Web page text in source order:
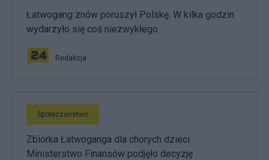
Łatwogang znów poruszył Polskę. W kilka godzin
wydarzyło się coś niezwykłego
Redakcja
Społeczeństwo
Zbiórka Łatwoganga dla chorych dzieci.
Ministerstwo Finansów podjęło decyzję